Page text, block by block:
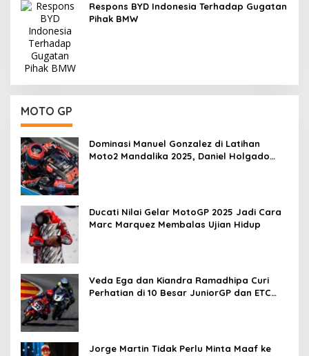
Respons BYD Indonesia Terhadap Gugatan
Pihak BMW
MOTO GP
Dominasi Manuel Gonzalez di Latihan
Moto2 Mandalika 2025, Daniel Holgado
Ducati Nilai Gelar MotoGP 2025 Jadi Cara
Marc Marquez Membalas Ujian Hidup
Veda Ega dan Kiandra Ramadhipa Curi
Perhatian di 10 Besar JuniorGP dan ETC
Jorge Martin Tidak Perlu Minta Maaf ke